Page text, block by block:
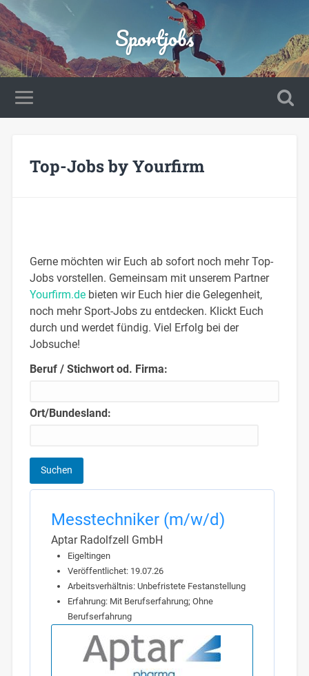
Sportjobs
Top-Jobs by Yourfirm
Gerne möchten wir Euch ab sofort noch mehr Top-
Jobs vorstellen. Gemeinsam mit unserem Partner
Yourfirm.debieten wir Euch hier die Gelegenheit,
noch mehr Sport-Jobs zu entdecken. Klickt Euch
durch und werdet fündig. Viel Erfolg bei der
Jobsuche!
Beruf / Stichwort od. Firma:
Ort/Bundesland:
Messtechniker (m/w/d)
Aptar Radolfzell GmbH
Eigeltingen
Veröffentlichet: 19.07.26
Arbeitsverhältnis: Unbefristete Festanstellung
Erfahrung: Mit Berufserfahrung; Ohne
Berufserfahrung